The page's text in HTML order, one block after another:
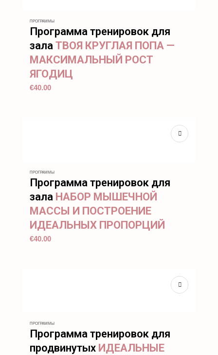
ПРОГРАММЫ
Программа тренировок для
зала ТВОЯ КРУГЛАЯ ПОПА —
МАКСИМАЛЬНЫЙ РОСТ
ЯГОДИЦ
€40.00
ПРОГРАММЫ
Программа тренировок для
зала НАБОР МЫШЕЧНОЙ
МАССЫ И ПОСТРОЕНИЕ
ИДЕАЛЬНЫХ ПРОПОРЦИЙ
€40.00
ПРОГРАММЫ
Программа тренировок для
продвинутых ИДЕАЛЬНЫЕ